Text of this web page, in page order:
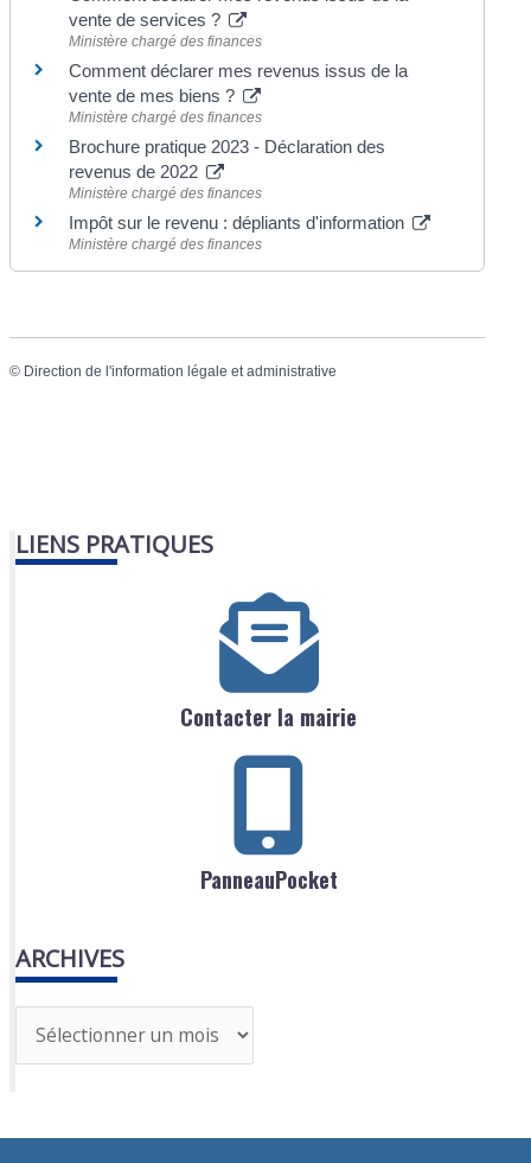
vente de services ?
Ministère chargé des finances
Comment déclarer mes revenus issus de la
vente de mes biens ?
Ministère chargé des finances
Brochure pratique 2023 - Déclaration des
revenus de 2022
Ministère chargé des finances
Impôt sur le revenu : dépliants d'information
Ministère chargé des finances
© Direction de l'information légale et administrative
LIENS PRATIQUES
Contacter la mairie
PanneauPocket
ARCHIVES
r
h